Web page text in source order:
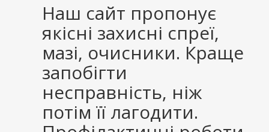
Наш сайт пропонує
якісні захисні спреї,
мазі, очисники. Краще
запобігти
несправність, ніж
потім її лагодити.